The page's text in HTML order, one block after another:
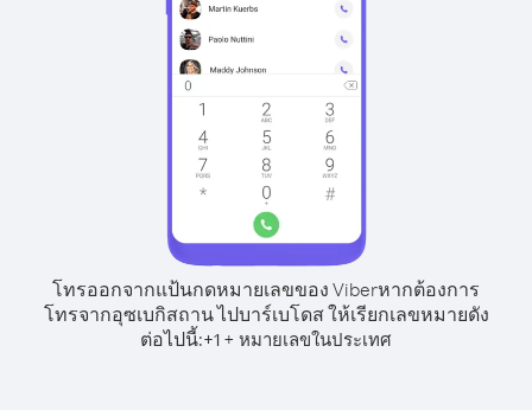
โทรออกจากแป้นกดหมายเลขของ Viberหากต้องการ
โทรจากอุซเบกิสถาน ไปบาร์เบโดส ให้เรียกเลขหมายดัง
ต่อไปนี้:+1 + หมายเลขในประเทศ